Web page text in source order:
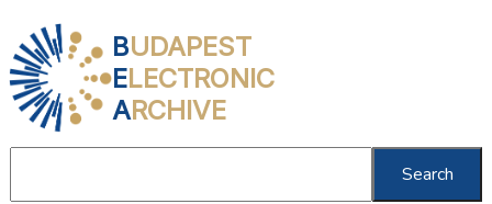
BUDAPEST
ELECTRONIC
ARCHIVE
Search